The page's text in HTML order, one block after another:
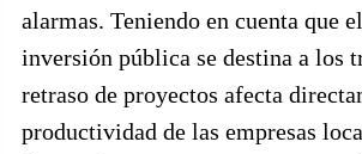
alarmas. Teniendo en cuenta que
inversión pública se destina a los
retraso de proyectos afecta
productividad de las empresas